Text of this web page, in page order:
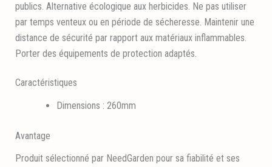
publics. Alternative écologique aux herbicides. Ne pas utiliser
par temps venteux ou en période de sécheresse. Maintenir une
distance de sécurité par rapport aux matériaux inflammables.
Porter des équipements de protection adaptés.
Caractéristiques
Dimensions : 260mm
Avantage
Produit sélectionné par NeedGarden pour sa fiabilité et ses